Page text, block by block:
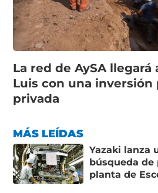
La red de AySA llegará
Luis con una inversión
privada
MÁS LEÍDAS
Yazaki lanza
búsqueda de
planta de